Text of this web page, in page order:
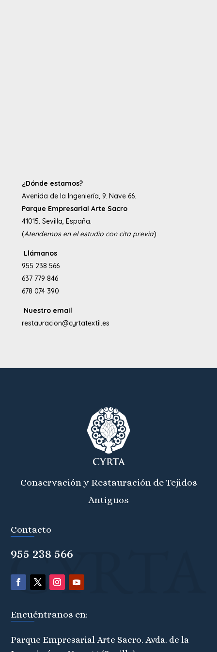
¿Dónde estamos?
Avenida de la Ingeniería, 9. Nave 66.
Parque Empresarial Arte Sacro
41015. Sevilla, España.
(Atendemos en el estudio con cita previa)
Llámanos
955 238 566
637 779 846
678 074 390
Nuestro email
restauracion@cyrtatextil.es
Conservación y Restauración de Tejidos
Antiguos
Contacto
955 238 566
Encuéntranos en:
Parque Empresarial Arte Sacro. Avda. de la